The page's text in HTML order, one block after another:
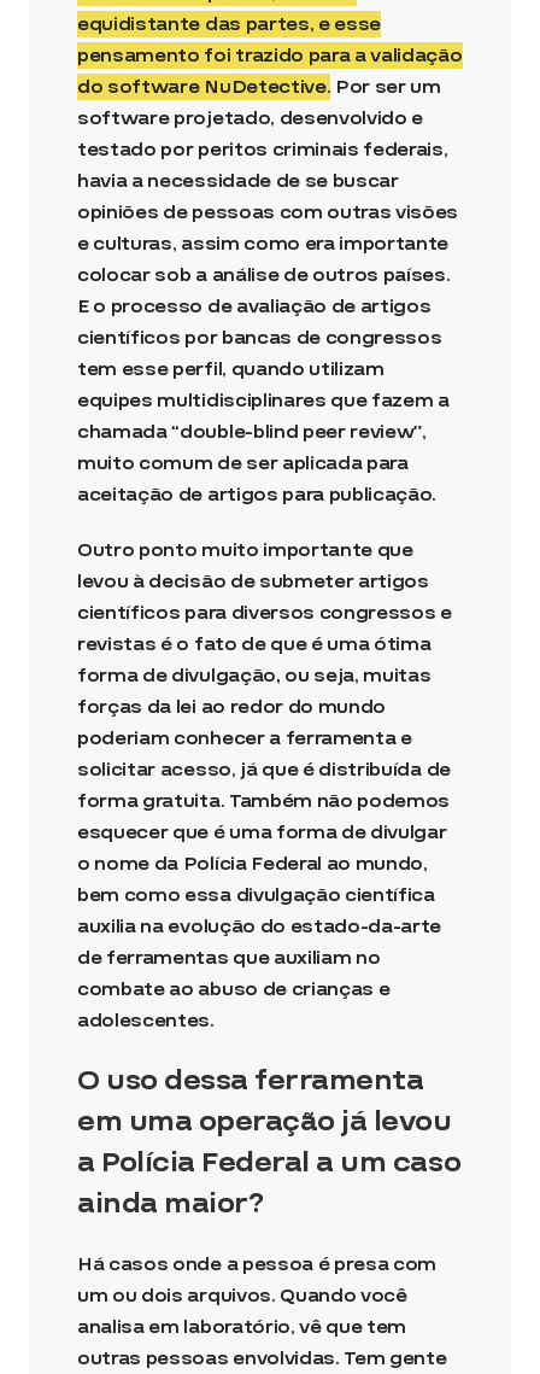
equidistante das partes, e esse
pensamento foi trazido para a validação
do software NuDetective. Por ser um
software projetado, desenvolvido e
testado por peritos criminais federais,
havia a necessidade de se buscar
opiniões de pessoas com outras visões
e culturas, assim como era importante
colocar sob a análise de outros países.
E o processo de avaliação de artigos
científicos por bancas de congressos
tem esse perfil, quando utilizam
equipes multidisciplinares que fazem a
chamada “double-blind peer review”,
muito comum de ser aplicada para
aceitação de artigos para publicação.
Outro ponto muito importante que
levou à decisão de submeter artigos
científicos para diversos congressos e
revistas é o fato de que é uma ótima
forma de divulgação, ou seja, muitas
forças da lei ao redor do mundo
poderiam conhecer a ferramenta e
solicitar acesso, já que é distribuída de
forma gratuita. Também não podemos
esquecer que é uma forma de divulgar
o nome da Polícia Federal ao mundo,
bem como essa divulgação científica
auxilia na evolução do estado-da-arte
de ferramentas que auxiliam no
combate ao abuso de crianças e
adolescentes.
O uso dessa ferramenta
em uma operação já levou
a Polícia Federal a um caso
ainda maior?
Há casos onde a pessoa é presa com
um ou dois arquivos. Quando você
analisa em laboratório, vê que tem
outras pessoas envolvidas. Tem gente